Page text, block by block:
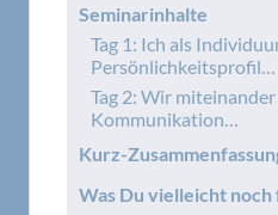
Seminarinhalte
Tag 1: Ich als
Persönlichkeitsprofil…
Tag 2: Wir
Kommunikation…
Kurz-
Was Du vielleicht noch